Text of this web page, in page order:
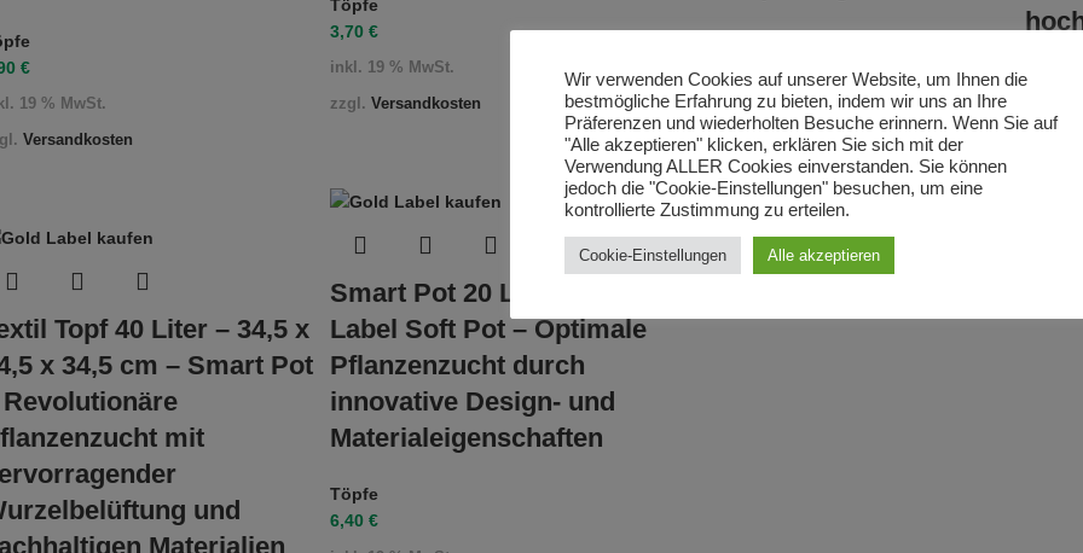
€
19 % MwSt.
Versandkosten
Töpfe
3,70 €
inkl. 19 % MwSt.
zzgl. Versandkosten inkl. 19 % MwSt.
zzgl.Versandkosten
inkl.
Smart Pot 20 Liter – Gold
Label Soft Pot – Optimale
Pflanzenzucht durch
innovative Design- und
Materialeigenschaften
Töpfe
6,40 €
Topf 40 Liter – 34,5 x
x 34,5 cm – Smart Pot
mit
und
Materialien
Wir verwenden Cookies auf unserer Website, um Ihnen die
bestmögliche Erfahrung zu bieten, indem wir uns an Ihre
Präferenzen und wiederholten Besuche erinnern. Wenn Sie auf
"Alle akzeptieren" klicken, erklären Sie sich mit der
Verwendung ALLER Cookies einverstanden. Sie können
jedoch die "Cookie-Einstellungen" besuchen, um eine
kontrollierte Zustimmung zu erteilen.
Cookie-Einstellungen Alle akzeptieren